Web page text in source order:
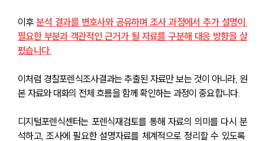
이후 분석 결과를 변호사와 공유하며 조사 과정에서 추가 설명이
필요한 부분과 객관적인 근거가 될 자료를 구분해 대응 방향을 살
폈습니다.
이처럼 경찰포렌식조사결과는 추출된 자료만 보는 것이 아니라, 원
본 자료와 대화의 전체 흐름을 함께 확인하는 과정이 중요합니다.
디지털포렌식센터는 포렌식재검토를 통해 자료의 의미를 다시 분
석하고, 조사에 필요한 설명자료를 체계적으로 정리할 수 있도록